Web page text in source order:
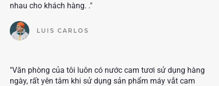
nhau cho khách hàng. ."
LUIS CARLOS
"Văn phòng của tôi luôn có nước cam tươi sử dụng hàng
ngày, rất yên tâm khi sử dụng sản phẩm máy vắt cam